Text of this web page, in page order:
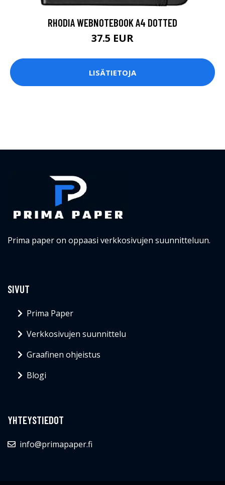
RHODIA WEBNOTEBOOK A4 DOTTED
37.5 EUR
LISÄTIETOJA
Prima paper on oppaasi verkkosivujen suunnitteluun.
SIVUT
Prima Paper
Verkkosivujen suunnittelu
Graafinen ohjeistus
Blogi
YHTEYSTIEDOT
info@primapaper.fi